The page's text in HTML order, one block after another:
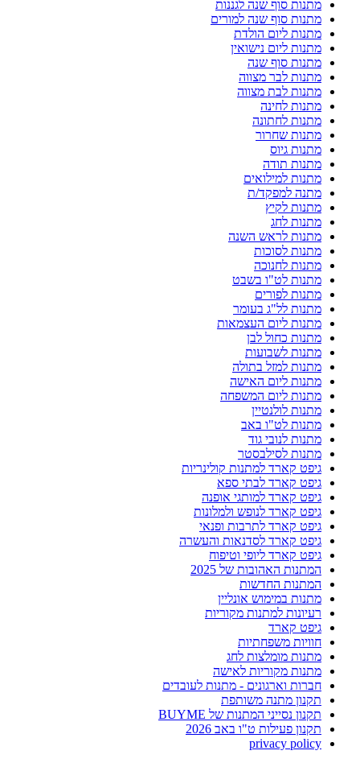
מתנות סוף שנה לגננות
מתנות סוף שנה למורים
מתנות ליום הולדת
מתנות ליום נישואין
מתנות סוף שנה
מתנות לבר מצווה
מתנות לבת מצווה
מתנות לחינה
מתנות לחתונה
מתנות שחרור
מתנות גיוס
מתנות תודה
מתנות למילואים
מתנה למפקד/ת
מתנות לקיץ
מתנות לחג
מתנות לראש השנה
מתנות לסוכות
מתנות לחנוכה
מתנות לט"ו בשבט
מתנות לפורים
מתנות לל"ג בעומר
מתנות ליום העצמאות
מתנות כחול לבן
מתנות לשבועות
מתנות למזל בתולה
מתנות ליום האישה
מתנות ליום המשפחה
מתנות לולנטיין
מתנות לט"ו באב
מתנות לנובי גוד
מתנות לסילבסטר
גיפט קארד למתנות קולינריות
גיפט קארד לבתי ספא
גיפט קארד למותגי אופנה
גיפט קארד לנופש ולמלונות
גיפט קארד לתרבות ופנאי
גיפט קארד לסדנאות והעשרה
גיפט קארד ליופי וטיפוח
המתנות האהובות של 2025
המתנות החדשות
מתנות במימוש אונליין
רעיונות למתנות מקוריות
גיפט קארד
חוויות משפחתיות
מתנות מומלצות לחג
מתנות מקוריות לאישה
חברות וארגונים - מתנות לעובדים
תקנון מתנה משותפת
תקנון נסייני המתנות של BUYME
תקנון פעילות ט"ו באב 2026
privacy policy